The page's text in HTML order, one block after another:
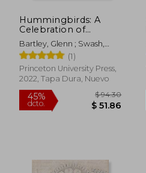
Hummingbirds: A
Celebration of
Nature'S Jewels: 87
(Wildguides, 87) (en
Inglés)
Bartley, Glenn ; Swash,
Andy ; Zurita, Patricia
(1)
Princeton University Press,
2022, Tapa Dura, Nuevo